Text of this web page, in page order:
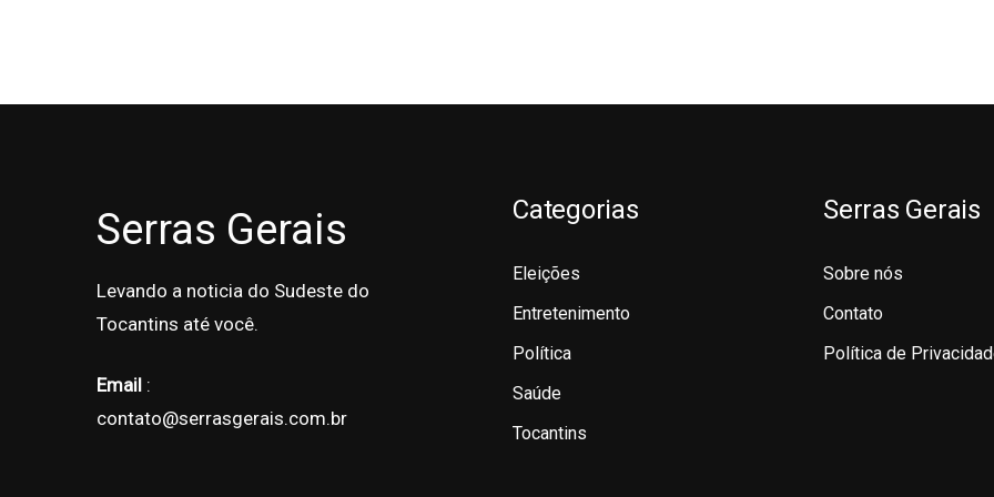
Serras Gerais
Levando a noticia do Sudeste do
Tocantins até você.
Email :
contato@serrasgerais.com.br
Categorias
Eleições
Entretenimento
Política
Saúde
Tocantins
Serras Gerais
Sobre nós
Contato
Política de